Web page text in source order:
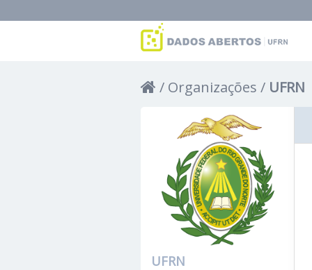
Organizações UFRN
UFRN